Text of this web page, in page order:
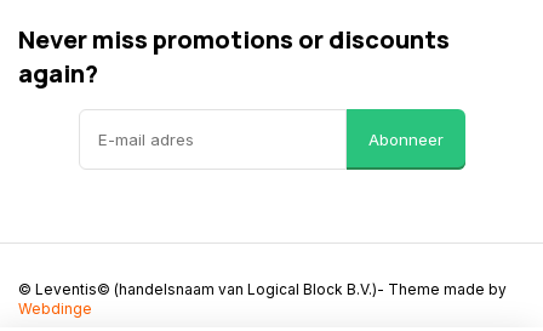
Never miss promotions or discounts
again?
Abonneer
© Leventis© (handelsnaam van Logical Block B.V.)- Theme made by
Webdinge